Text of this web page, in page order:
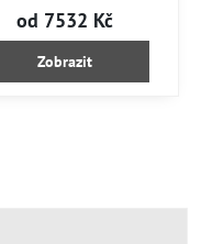
od 7532 Kč
Zobrazit